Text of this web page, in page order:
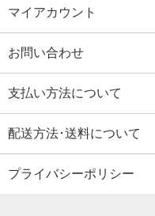
マイアカウント
お問い合わせ
支払い方法について
配送方法･送料について
プライバシーポリシー